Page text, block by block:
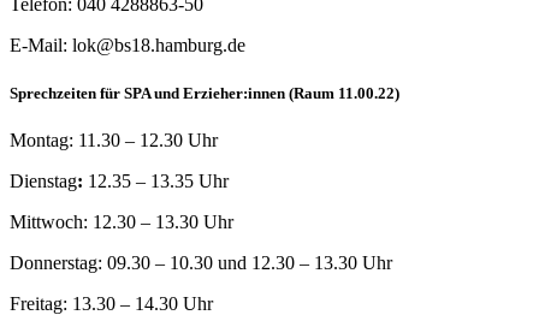
Telefon: 040 4288863-50
E-Mail: lok@bs18.hamburg.de
Sprechzeiten für SPA und Erzieher:innen (Raum 11.00.22)
Montag: 11.30 – 12.30 Uhr
Dienstag: 12.35 – 13.35 Uhr
Mittwoch: 12.30 – 13.30 Uhr
Donnerstag: 09.30 – 10.30 und 12.30 – 13.30 Uhr
Freitag: 13.30 – 14.30 Uhr